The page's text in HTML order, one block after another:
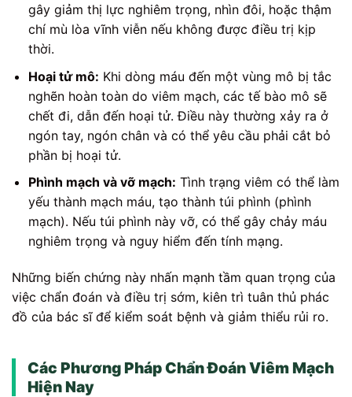
gây giảm thị lực nghiêm trọng, nhìn đôi, hoặc thậm
chí mù lòa vĩnh viễn nếu không được điều trị kịp
thời.
Hoại tử mô: Khi dòng máu đến một vùng mô bị tắc
nghẽn hoàn toàn do viêm mạch, các tế bào mô sẽ
chết đi, dẫn đến hoại tử. Điều này thường xảy ra ở
ngón tay, ngón chân và có thể yêu cầu phải cắt bỏ
phần bị hoại tử.
Phình mạch và vỡ mạch: Tình trạng viêm có thể làm
yếu thành mạch máu, tạo thành túi phình (phình
mạch). Nếu túi phình này vỡ, có thể gây chảy máu
nghiêm trọng và nguy hiểm đến tính mạng.
Những biến chứng này nhấn mạnh tầm quan trọng của
việc chẩn đoán và điều trị sớm, kiên trì tuân thủ phác
đồ của bác sĩ để kiểm soát bệnh và giảm thiểu rủi ro.
Các Phương Pháp Chẩn Đoán Viêm Mạch
Hiện Nay